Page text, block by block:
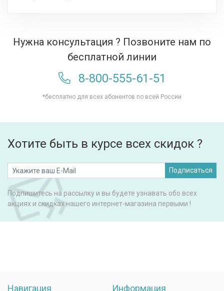
Нужна консультация ? Позвоните нам по
бесплатной линии
8-800-555-61-51
*бесплатно для всех абонентов по всей России
Хотите быть в курсе всех скидок ?
Подписаться
Подпишитесь на рассылку и вы будете узнавать обо всех
акциях и скидках нашего интернет-магазина первыми !
Навигация Информация